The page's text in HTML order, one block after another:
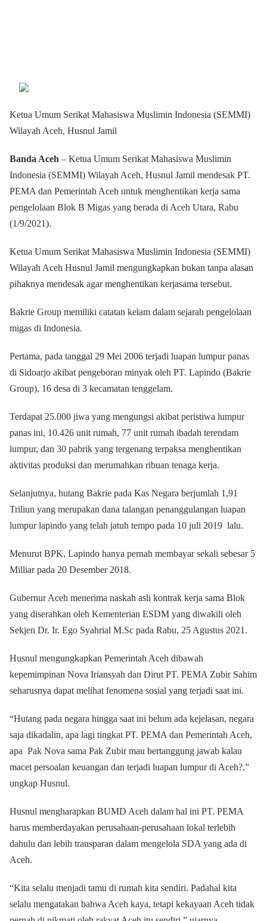
Ketua Umum Serikat Mahasiswa Muslimin Indonesia (SEMMI)
Wilayah Aceh, Husnul Jamil
Banda Aceh – Ketua Umum Serikat Mahasiswa Muslimin
Indonesia (SEMMI) Wilayah Aceh, Husnul Jamil mendesak PT.
PEMA dan Pemerintah Aceh untuk menghentikan kerja sama
pengelolaan Blok B Migas yang berada di Aceh Utara, Rabu
(1/9/2021).
Ketua Umum Serikat Mahasiswa Muslimin Indonesia (SEMMI)
Wilayah Aceh Husnul Jamil mengungkapkan bukan tanpa alasan
pihaknya mendesak agar menghentikan kerjasama tersebut.
Bakrie Group memiliki catatan kelam dalam sejarah pengelolaan
migas di Indonesia.
Pertama, pada tanggal 29 Mei 2006 terjadi luapan lumpur panas
di Sidoarjo akibat pengeboran minyak oleh PT. Lapindo (Bakrie
Group), 16 desa di 3 kecamatan tenggelam.
Terdapat 25.000 jiwa yang mengungsi akibat peristiwa lumpur
panas ini, 10.426 unit rumah, 77 unit rumah ibadah terendam
lumpur, dan 30 pabrik yang tergenang terpaksa menghentikan
aktivitas produksi dan merumahkan ribuan tenaga kerja.
Selanjutnya, hutang Bakrie pada Kas Negara berjumlah 1,91
Triliun yang merupakan dana talangan penanggulangan luapan
lumpur lapindo yang telah jatuh tempo pada 10 juli 2019 lalu.
Menurut BPK, Lapindo hanya pernah membayar sekali sebesar 5
Milliar pada 20 Desember 2018.
Gubernur Aceh menerima naskah asli kontrak kerja sama Blok
yang diserahkan oleh Kementerian ESDM yang diwakili oleh
Sekjen Dr. Ir. Ego Syahrial M.Sc pada Rabu, 25 Agustus 2021.
Husnul mengungkapkan Pemerintah Aceh dibawah
kepemimpinan Nova Iriansyah dan Dirut PT. PEMA Zubir Sahim
seharusnya dapat melihat fenomena sosial yang terjadi saat ini.
“Hutang pada negara hingga saat ini belum ada kejelasan, negara
saja dikadalin, apa lagi tingkat PT. PEMA dan Pemerintah Aceh,
apa Pak Nova sama Pak Zubir mau bertanggung jawab kalau
macet persoalan keuangan dan terjadi luapan lumpur di Aceh?,”
ungkap Husnul.
Husnul mengharapkan BUMD Aceh dalam hal ini PT. PEMA
harus memberdayakan perusahaan-perusahaan lokal terlebih
dahulu dan lebih transparan dalam mengelola SDA yang ada di
Aceh.
“Kita selalu menjadi tamu di rumah kita sendiri. Padahal kita
selalu mengatakan bahwa Aceh kaya, tetapi kekayaan Aceh tidak